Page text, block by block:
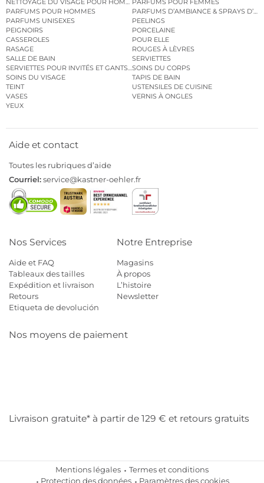
NETTOYAGE DU VISAGE POUR HOMMESPARFUMS POUR FEMMES
PARFUMS POUR HOMMES
PARFUMS D’AMBIANCE & SPRAYS
PARFUMS UNISEXES
PEELINGS
PEIGNOIRS
PORCELAINE
CASSEROLES
POUR ELLE
RASAGE
ROUGES À LÈVRES
SALLE DE BAIN
SERVIETTES
SERVIETTES POUR INVITÉS ET GANTS DE TOILETTE
SOINS DU CORPS
SOINS DU VISAGE
TAPIS DE BAIN
TEINT
USTENSILES DE CUISINE
VASES
VERNIS À ONGLES
YEUX
Aide et contact
Toutes les rubriques d’aide
Courriel:service@kastner-oehler.fr
Nos Services
Aide et FAQ
Tableaux des tailles
Expédition et livraison
Retours
Etiqueta de devolución
Notre Entreprise
Magasins
À propos
L’histoire
Newsletter
Nos moyens de paiement
Livraison gratuite* à partir de 129 € et retours gratuits
Mentions légales
Termes et conditions
Protection des données
Paramètres des cookies